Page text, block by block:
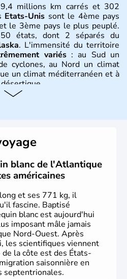
millions km carrés et 302
Etats-Unis sont le 4ème pays
le 3ème pays le plus peuplé.
états, dont 2 séparés du
. L'immensité du territoire
variés: au Sud un
cyclones, au Nord un climat
un climat méditerranéen et à
succédées avant l'arrivée
découverte du continent par
1492. Les 13 colonies
Déclaration d'indépendance
constitution en 1787.
ensuite l'entrée dans une
intense.
blanc de l'Atlantique
américaines
et ses 771 kg, il
fascine. Baptisé
blanc est aujourd'hui
imposant mâle jamais
Nord-Ouest. Après
les scientifiques viennent
la côte est des États-
saisonnière en
septentrionales.